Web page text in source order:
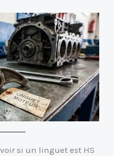
si un linguet est HS